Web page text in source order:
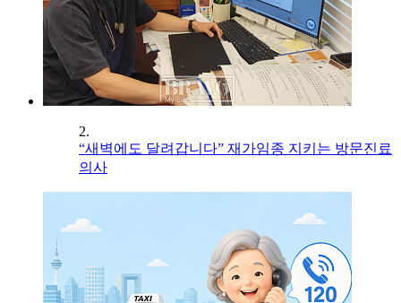
2.
“새벽에도 달려갑니다” 재가임종 지키는 방문진료
의사